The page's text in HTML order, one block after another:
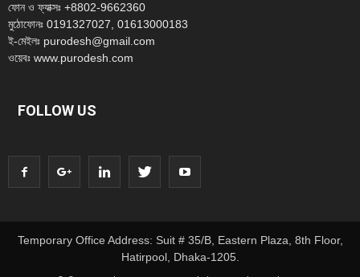
ফোন ও ফ্যাক্সঃ +8802-9662360
মুঠোফোনঃ 0191327027, 01613000183
ই-মেইলঃ purodesh@gmail.com
ওয়েবঃ www.purodesh.com
FOLLOW US
Temporary Office Address: Suit # 35/B, Eastern Plaza, 8th Floor,
Hatirpool, Dhaka-1205.